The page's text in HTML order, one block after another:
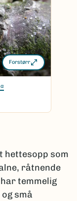
Forstørr
hettesopp som
råtnende
temmelig
små